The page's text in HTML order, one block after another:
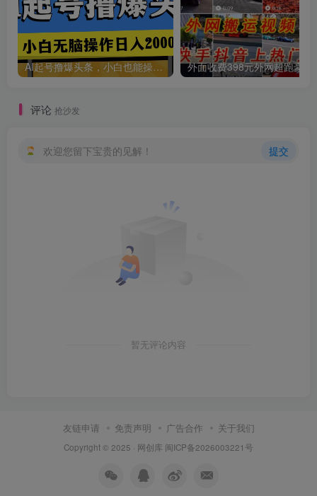
AI起号撸爆头条，小白也能操作，日入2000+
评论 抢沙发
欢迎您留下宝贵的见解！ 提交
暂无评论内容
友链申请 免责声明 广告合作 关于我们
Copyright © 2025 · 网创库 闽ICP备2026003221号